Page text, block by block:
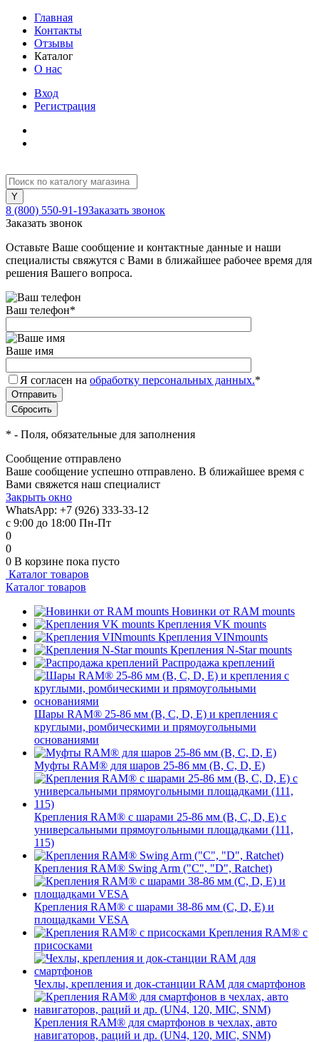
Главная
Контакты
Отзывы
Каталог
О нас
Вход
Регистрация
8 (800) 550-91-19Заказать звонок
Заказать звонок
Оставьте Ваше сообщение и контактные данные и наши
специалисты свяжутся с Вами в ближайшее рабочее время для
решения Вашего вопроса.
Ваш телефон*
Ваше имя
Я согласен на обработку персональных данных.*
* - Поля, обязательные для заполнения
Сообщение отправлено
Ваше сообщение успешно отправлено. В ближайшее время с
Вами свяжется наш специалист
Закрыть окно
WhatsApp: +7 (926) 333-33-12
с 9:00 до 18:00 Пн-Пт
0
0
0 В корзине пока пусто
Каталог товаров
Каталог товаров
Новинки от RAM mounts
Крепления VK mounts
Крепления VINmounts
Крепления N-Star mounts
Распродажа креплений
Шары RAM® 25-86 мм (B, C, D, E) и крепления с
круглыми, ромбическими и прямоугольными
основаниями
Муфты RAM® для шаров 25-86 мм (B, C, D, E)
Крепления RAM® с шарами 25-86 мм (B, C, D, E) с
универсальными прямоугольными площадками (111,
115)
Крепления RAM® Swing Arm ("C", "D", Ratchet)
Крепления RAM® с шарами 38-86 мм (C, D, E) и
площадками VESA
Крепления RAM® с
присосками
Чехлы, крепления и док-станции RAM для смартфонов
Крепления RAM® для смартфонов в чехлах, авто
навигаторов, раций и др. (UN4, 120, MIC, SNM)